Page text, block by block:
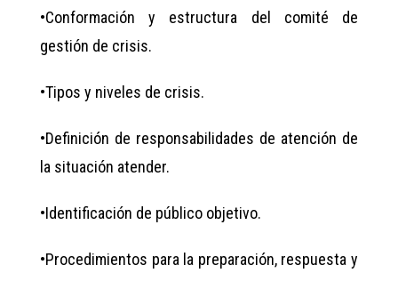
•​Conformación y estructura del comité de
gestión de crisis.
•​Tipos y niveles de crisis.
•​Definición de responsabilidades de atención de
la situación atender.
•​Identificación de público objetivo.
•​Procedimientos para la preparación, respuesta y